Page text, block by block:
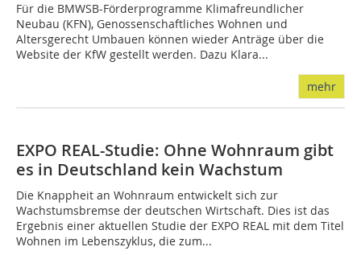
Für die BMWSB-Förderprogramme Klimafreundlicher
Neubau (KFN), Genossenschaftliches Wohnen und
Altersgerecht Umbauen können wieder Anträge über die
Website der KfW gestellt werden. Dazu Klara...
mehr
EXPO REAL-Studie: Ohne Wohnraum gibt
es in Deutschland kein Wachstum
Die Knappheit an Wohnraum entwickelt sich zur
Wachstumsbremse der deutschen Wirtschaft. Dies ist das
Ergebnis einer aktuellen Studie der EXPO REAL mit dem Titel
Wohnen im Lebenszyklus, die zum...